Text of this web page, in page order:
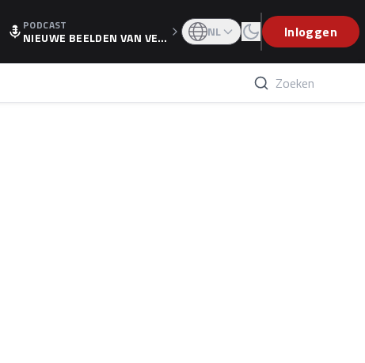
PODCAST
NIEUWE BEELDEN VAN VER
WEET IS ER NU GETEKEND'
NL Inloggen